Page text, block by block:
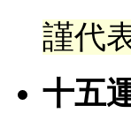
謹代
十五